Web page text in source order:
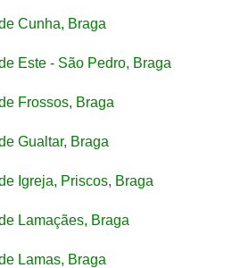
Cunha, Braga
Este - São Pedro, Braga
Frossos, Braga
Gualtar, Braga
Igreja, Priscos, Braga
Lamaçães, Braga
Lamas, Braga